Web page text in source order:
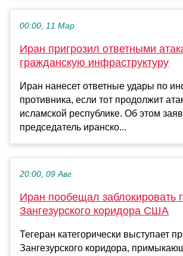
00:00, 11 Мар
Иран пригрозил ответными
гражданскую инфраструктуру
Иран нанесет ответные удары по
противника, если тот продолжит
исламской республике. Об этом
председатель иранско...
20:00, 09 Авг
Иран пообещал заблокировать
Зангезурского коридора США
Тегеран категорически выступает
Зангезурского коридора,